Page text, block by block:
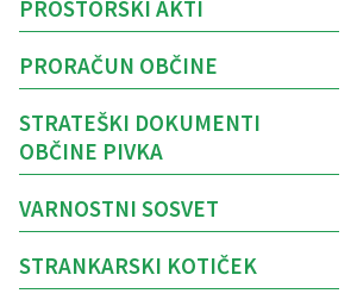
PROSTORSKI AKTI
PRORAČUN OBČINE
STRATEŠKI DOKUMENTI
OBČINE PIVKA
VARNOSTNI SOSVET
STRANKARSKI KOTIČEK